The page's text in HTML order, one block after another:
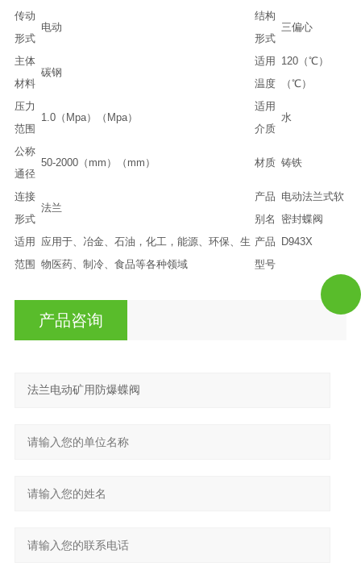
传动
形式
电动
结构
形式
三偏心
主体
材料
碳钢
适用
温度
120（℃）
（℃）
压力
范围
1.0（Mpa）（Mpa）
适用
介质
水
公称
通径
50-2000（mm）（mm） 材质 铸铁
连接
形式
法兰
产品
别名
电动法兰式软
密封蝶阀
适用
范围
应用于、冶金、石油，化工，能源、环保、生
物医药、制冷、食品等各种领域
产品
型号
D943X
产品咨询